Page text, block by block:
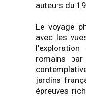
auteurs du
Le voyage
avec les
romains
jardins
épreuves